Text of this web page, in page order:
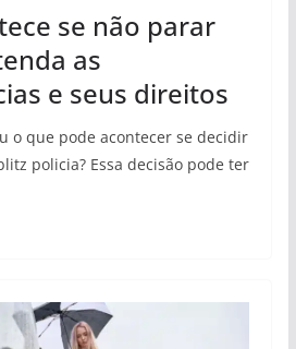
se não parar
as
e seus direitos
o que pode acontecer se decidir
policia? Essa decisão pode ter